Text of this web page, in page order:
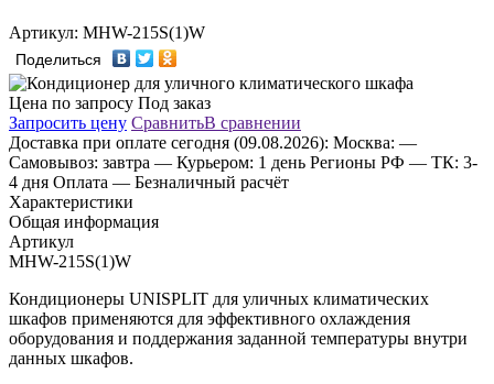
Артикул: MHW-215S(1)W
Поделиться
Цена по запросу Под заказ
Запросить цену СравнитьВ сравнении
Доставка при оплате сегодня (09.08.2026): Москва: —
Самовывоз: завтра — Курьером: 1 день Регионы РФ — ТК: 3-
4 дня Оплата — Безналичный расчёт
Характеристики
Общая информация
Артикул
MHW-215S(1)W
Кондиционеры UNISPLIT для уличных климатических
шкафов применяются для эффективного охлаждения
оборудования и поддержания заданной температуры внутри
данных шкафов.